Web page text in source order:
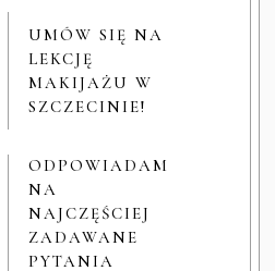
UMÓW SIĘ NA
LEKCJĘ
MAKIJAŻU W
SZCZECINIE!
ODPOWIADAM
NA
NAJCZĘŚCIEJ
ZADAWANE
PYTANIA